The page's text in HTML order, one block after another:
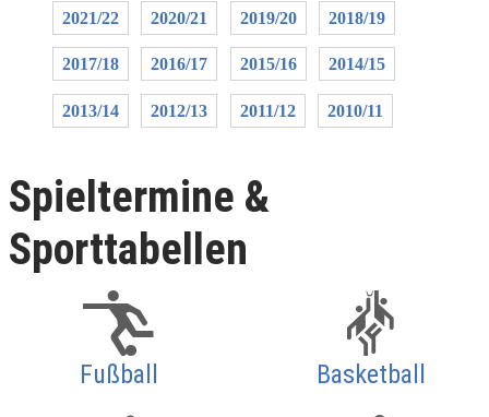
2021/22 2020/21 2019/20 2018/19
2017/18 2016/17 2015/16 2014/15
2013/14 2012/13 2011/12 2010/11
Spieltermine &
Sporttabellen
Fußball Basketball